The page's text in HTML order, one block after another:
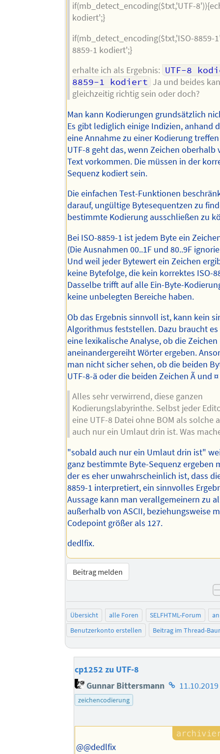
if(mb_detect_encoding($txt,'UTF-
kodiert';}
if(mb_detect_encoding($txt,'ISO-8859-
8859-1 kodiert';}
erhalte ich als Ergebnis: UTF-8
8859-1 kodiert Ja und beides
gleichzeitig richtig sein oder doch?
Man kann Kodierungen grundsätzlich
Es gibt lediglich einige Indizien, anhand
eine Annahme zu einer Kodierung
UTF-8 geht das, wenn Zeichen oberhalb
Text vorkommen. Die müssen in der
Sequenz kodiert sein.
Die einfachen Test-Funktionen
darauf, ungültige Bytesequentzen zu
bestimmte Kodierung ausschließen zu
Bei ISO-8859-1 ist jedem Byte ein
(Die Ausnahmen 00..1F und 80..9F
Und weil jeder Bytewert ein Zeichen
keine Bytefolge, die kein korrektes ISO-
Dasselbe trifft auf alle Ein-Byte-
keine unbelegten Bereiche haben.
Ob das Ergebnis sinnvoll ist, kann kein
Algorithmus feststellen. Dazu braucht es
eine lexikalische Analyse, ob die Zeichen
aneinandergereiht Wörter ergeben.
man nicht sicher sehen, ob die beiden
UTF-8-ä oder die beiden Zeichen Ã und
Alles sehr verwirrend, diese ganzen
Kodierungslabyrinthe. Selbst jeder
eine UTF-8 Datei ohne BOM als solche
auch nur ein Umlaut drin ist. Was
"sobald auch nur ein Umlaut drin ist"
ganz bestimmte Byte-Sequenz ergeben
der es eher unwahrscheinlich ist, dass
8859-1 interpretiert, ein sinnvolles
Aussage kann man verallgemeinern zu
außerhalb von ASCII, beziehungsweise
Codepoint größer als 127.
dedlfix.
Beitrag melden
Übersicht alle Foren SELFHTML-Forum
Benutzerkonto erstellen
Beitrag im Thread-
cp1252 zu UTF-8
Gunnar Bittersmann Homepage
zeichencodierung
@@dedlfix